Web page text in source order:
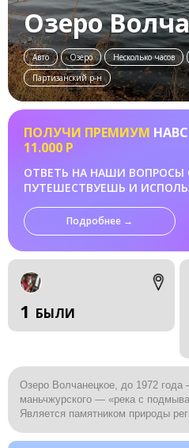
Озеро
Авто Озеро Несколько часов
Партизанский р-н
ПОЛУЧИ ПРЕМИУМ
11.000 Р
ОТВЕТЬ НА НАШИ ВОПРОСЫ
ПУТЕШЕСТВУЕШЬ И
Подробнее →
1 БЫЛИ
Озеро Волчанецкое, до 1972
маньчжурского — «река с
Является памятником природы